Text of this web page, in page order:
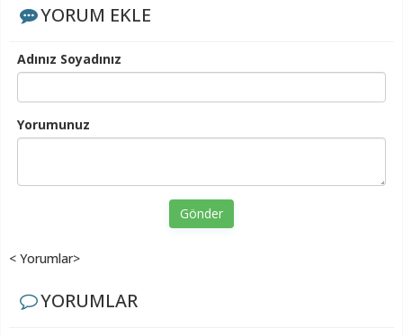
YORUM EKLE
Adınız Soyadınız
Yorumunuz
Gönder
< Yorumlar>
YORUMLAR